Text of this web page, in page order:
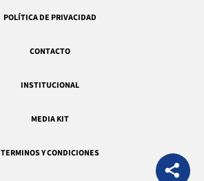
POLÍTICA DE PRIVACIDAD
CONTACTO
INSTITUCIONAL
MEDIA KIT
TERMINOS Y CONDICIONES